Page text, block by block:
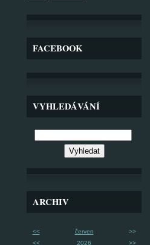
FACEBOOK
VYHLEDÁVÁNÍ
ARCHIV
<< červen
>>
<<
2026 >>